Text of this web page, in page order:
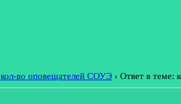
кол-во оповещателей СОУЭ › Ответ в теме: